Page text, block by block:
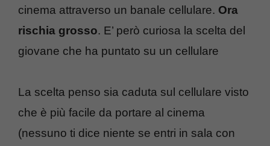
cinema attraverso un banale cellulare. Ora
rischia grosso. E’ però curiosa la scelta del
giovane che ha puntato su un cellulare
La scelta penso sia caduta sul cellulare visto
che è più facile da portare al cinema
(nessuno ti dice niente se entri in sala con